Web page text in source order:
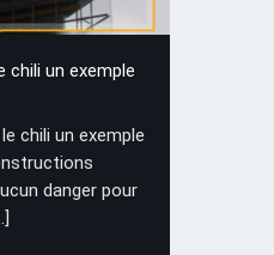
chili un exemple
chili un exemple
danger pour